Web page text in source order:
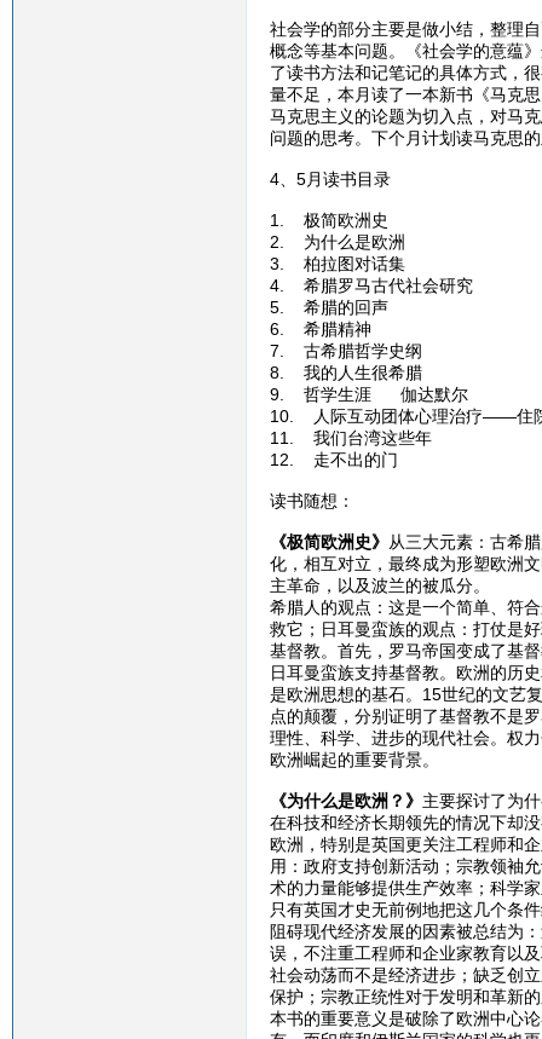
社会学的部分主要是做小结，整理
概念等基本问题。《社会学的意蕴
了读书方法和记笔记的具体方式，
量不足，本月读了一本新书《马克
马克思主义的论题为切入点，对马
问题的思考。下个月计划读马克思
4、5月读书目录
1. 极简欧洲史
2. 为什么是欧洲
3. 柏拉图对话集
4. 希腊罗马古代社会研究
5. 希腊的回声
6. 希腊精神
7. 古希腊哲学史纲
8. 我的人生很希腊
9. 哲学生涯 伽达默尔
10. 人际互动团体心理治疗——住
11. 我们台湾这些年
12. 走不出的门
读书随想：
《极简欧洲史》 从三大元素：古希
化，相互对立，最终成为形塑欧洲
主革命，以及波兰的被瓜分。
希腊人的观点：这是一个简单、符
救它；日耳曼蛮族的观点：打仗是
基督教。首先，罗马帝国变成了基
日耳曼蛮族支持基督教。欧洲的历
是欧洲思想的基石。15世纪的文艺
点的颠覆，分别证明了基督教不是
理性、科学、进步的现代社会。权
欧洲崛起的重要背景。
《为什么是欧洲？》 主要探讨了为
在科技和经济长期领先的情况下却
欧洲，特别是英国更关注工程师和
用：政府支持创新活动；宗教领袖
术的力量能够提供生产效率；科学
只有英国才史无前例地把这几个条
阻碍现代经济发展的因素被总结为
误，不注重工程师和企业家教育以
社会动荡而不是经济进步；缺乏创
保护；宗教正统性对于发明和革新
本书的重要意义是破除了欧洲中心